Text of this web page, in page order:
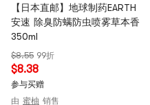
【日本直邮】地球制药EARTH
安速 除臭防螨防虫喷雾草本香
350ml
$8.55 99折
$8.38
参与买赠
由 蜜柚 销售